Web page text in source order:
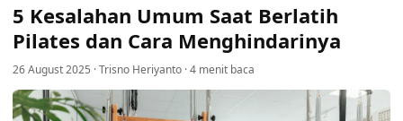
5 Kesalahan Umum Saat Berlatih
Pilates dan Cara Menghindarinya
26 August 2025 ·Trisno Heriyanto ·4 menit baca